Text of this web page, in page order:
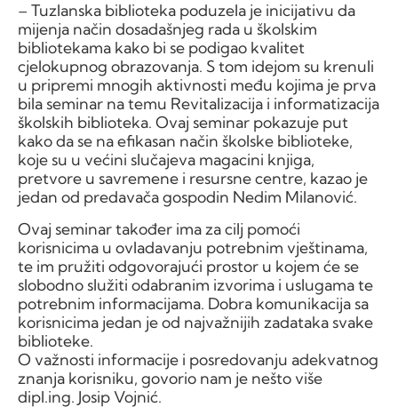
– Tuzlanska biblioteka poduzela je inicijativu da
mijenja način dosadašnjeg rada u školskim
bibliotekama kako bi se podigao kvalitet
cjelokupnog obrazovanja. S tom idejom su krenuli
u pripremi mnogih aktivnosti među kojima je prva
bila seminar na temu Revitalizacija i informatizacija
školskih biblioteka. Ovaj seminar pokazuje put
kako da se na efikasan način školske biblioteke,
koje su u većini slučajeva magacini knjiga,
pretvore u savremene i resursne centre, kazao je
jedan od predavača gospodin Nedim Milanović.
Ovaj seminar također ima za cilj pomoći
korisnicima u ovladavanju potrebnim vještinama,
te im pružiti odgovorajući prostor u kojem će se
slobodno služiti odabranim izvorima i uslugama te
potrebnim informacijama. Dobra komunikacija sa
korisnicima jedan je od najvažnijih zadataka svake
biblioteke.
O važnosti informacije i posredovanju adekvatnog
znanja korisniku, govorio nam je nešto više
dipl.ing. Josip Vojnić.